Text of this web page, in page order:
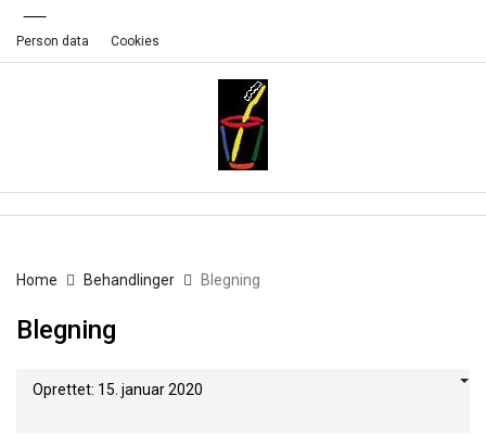
Person data Cookies
Home Behandlinger Blegning
Blegning
Oprettet: 15. januar 2020